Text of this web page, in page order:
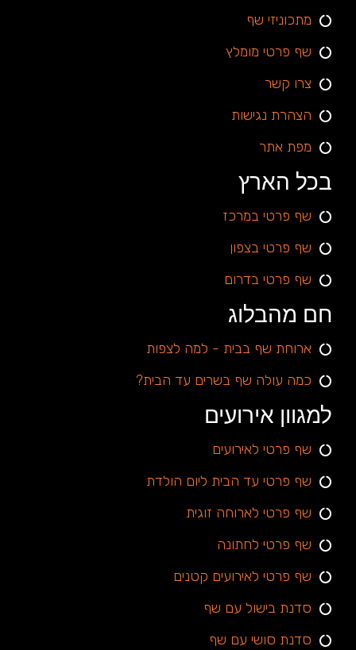
מתכוניזי שף
שף פרטי מומלץ
צרו קשר
הצהרת נגישות
מפת אתר
בכל הארץ
שף פרטי במרכז
שף פרטי בצפון
שף פרטי בדרום
חם מהבלוג
ארוחת שף בבית - למה לצפות
כמה עולה שף בשרים עד הבית?
למגוון אירועים
שף פרטי לאירועים
שף פרטי עד הבית ליום הולדת
שף פרטי לארוחה זוגית
שף פרטי לחתונה
שף פרטי לאירועים קטנים
סדנת בישול עם שף
סדנת סושי עם שף